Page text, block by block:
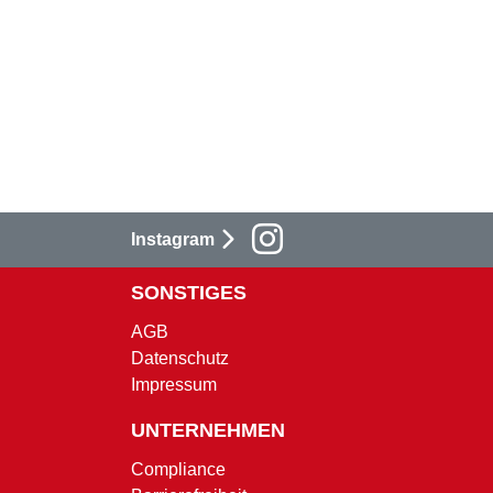
Instagram
SONSTIGES
AGB
Datenschutz
Impressum
UNTERNEHMEN
Compliance